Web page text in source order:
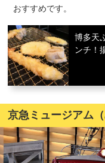
おすすめです。
博多天
ンチ！
京急ミュージアム（